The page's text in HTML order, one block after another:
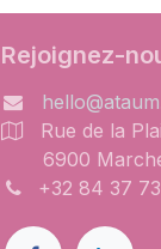
Rejoignez-
Rue de la
6900
+32 84 37